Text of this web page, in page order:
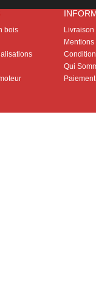
bois
Livraison
Qui